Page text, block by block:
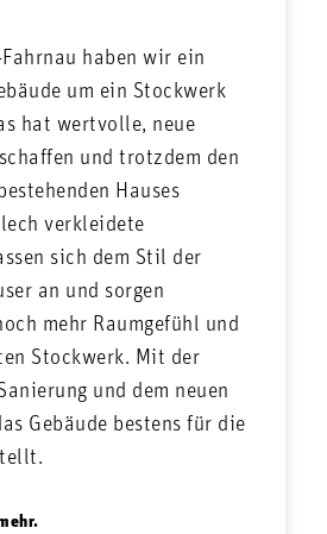
haben wir ein
um ein Stockwerk
hat wertvolle, neue
und trotzdem den
Hauses
verkleidete
sich dem Stil der
an und sorgen
mehr Raumgefühl und
Stockwerk. Mit der
und dem neuen
Gebäude bestens für die